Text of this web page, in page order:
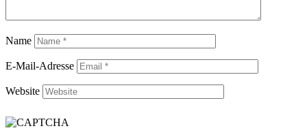
Name
E-Mail-Adresse
Website